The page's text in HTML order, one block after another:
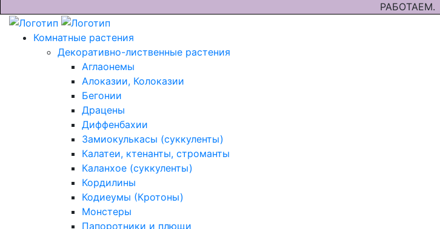
РАБОТАЕМ.
Комнатные растения
Декоративно-лиственные растения
Аглаонемы
Алоказии, Колоказии
Бегонии
Драцены
Диффенбахии
Замиокулькасы (суккуленты)
Калатеи, ктенанты, строманты
Каланхое (суккуленты)
Кордилины
Кодиеумы (Кротоны)
Монстеры
Папоротники и плющи